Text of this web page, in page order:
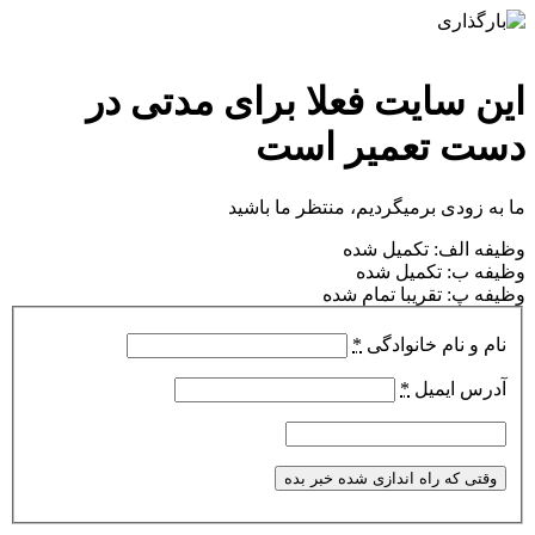
این سایت فعلا برای مدتی در
دست تعمیر است
ما به زودی برمیگردیم، منتظر ما باشید
وظیفه الف: تکمیل شده
وظیفه ب: تکمیل شده
وظیفه پ: تقریبا تمام شده
نام و نام خانوادگی *
آدرس ایمیل *